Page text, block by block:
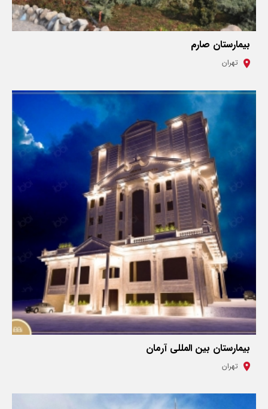
بیمارستان صارم
تهران
بیمارستان بین المللی آرمان
تهران